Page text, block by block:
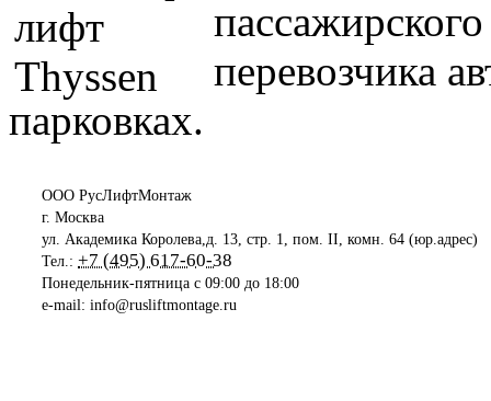
перевозчика
парковках.
ООО РусЛифтМонтаж
г. Москва
ул. Академика Королева,д. 13, стр. 1, пом. II, комн. 64 (юр.адрес)
Тел.: +7 (495) 617-60-38
Понедельник-пятница с 09:00 до 18:00
e-mail: info@rusliftmontage.ru